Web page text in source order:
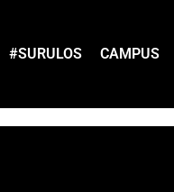
#SURULOS CAMPUS